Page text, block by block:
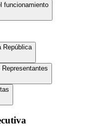
funcionamiento
República